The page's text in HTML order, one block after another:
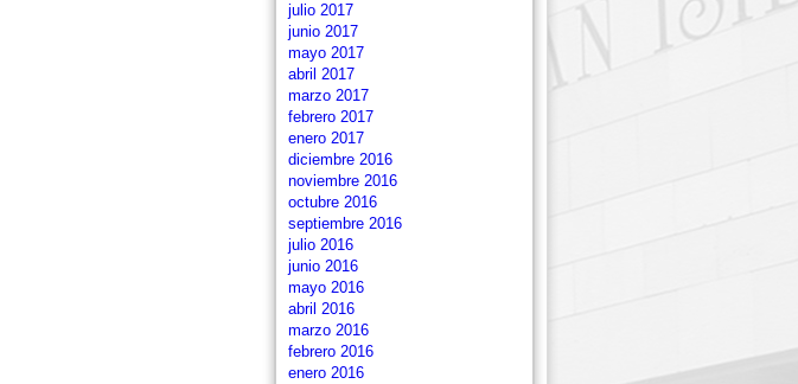
julio 2017
junio 2017
mayo 2017
abril 2017
marzo 2017
febrero 2017
enero 2017
diciembre 2016
noviembre 2016
octubre 2016
septiembre 2016
julio 2016
junio 2016
mayo 2016
abril 2016
marzo 2016
febrero 2016
enero 2016